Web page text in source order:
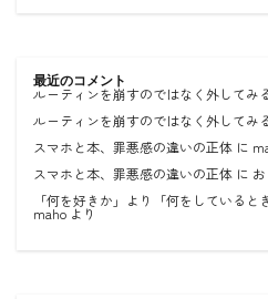
最近のコメント
ルーティンを崩すのではなく外してみ
ルーティンを崩すのではなく外してみ
スマホと本、罪悪感の違いの正体 に
スマホと本、罪悪感の違いの正体 に
「何を好きか」より「何をしている
mahoより